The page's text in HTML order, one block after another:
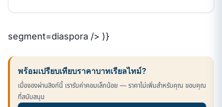
segment=diaspora /> )}
พร้อมเปรียบเทียบราคาบาทเรียลไทม์?
เมื่อจองผ่านลิงก์นี้ เรารับค่าคอมเล็กน้อย — ราคาไม่เพิ่มสำหรับคุณ ขอบคุณ
ที่สนับสนุน